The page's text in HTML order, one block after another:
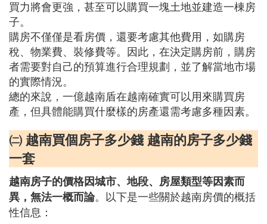
買力將會更強，甚至可以購買一塊土地並建造一棟房
子。
購房不僅僅是看房價，還要考慮其他費用，如購房
稅、物業費、裝修費等。因此，在決定購房前，購房
者需要對自己的預算進行合理規劃，並了解當地市場
的實際情況。
總的來說，一億越南盾在越南確實可以用來購買房
產，但具體能購買什麼樣的房產還需考慮多種因素。
㈡ 越南買個房子多少錢 越南的房子多少錢
一套
越南房子的價格因城市、地段、房屋類型等因素而
異，無法一概而論。以下是一些關於越南房價的概括
性信息：